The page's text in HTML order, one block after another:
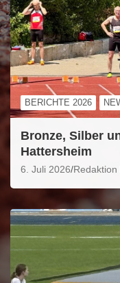
BERICHTE 2026
Bronze, Silber
Hattersheim
6. Juli 2026